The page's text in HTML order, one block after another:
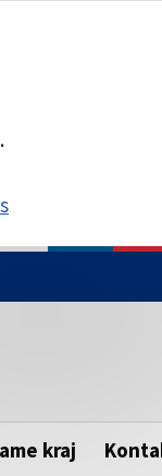
je
webovú
pred názvom
kraj